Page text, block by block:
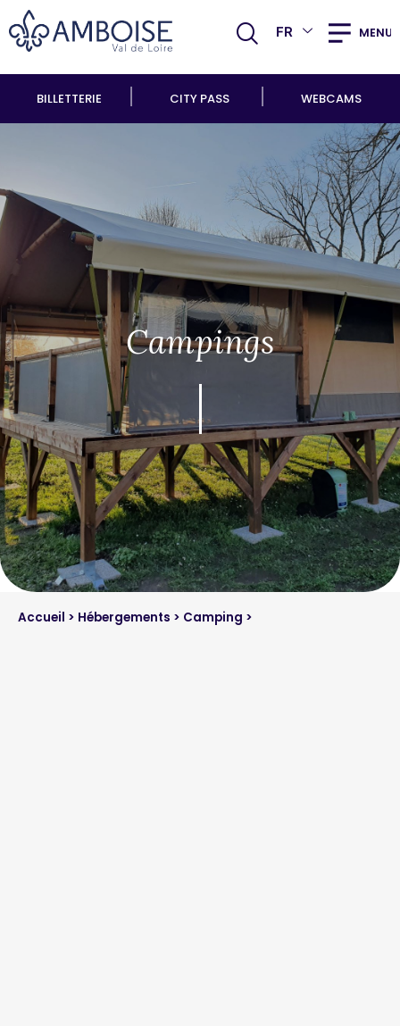
FR MENU
BILLETTERIE CITY PASS WEBCAMS
Campings
Accueil > Hébergements > Camping >